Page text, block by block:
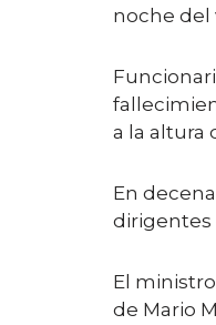
noche del
a la altura
En
dirigentes
El
de Mario